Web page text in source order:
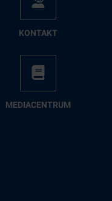
KON­TAKT
ME­DIA­CEN­TRUM